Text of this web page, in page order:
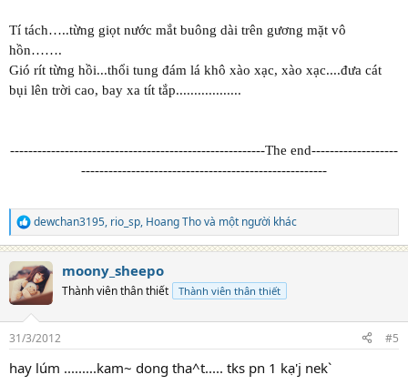
Tí tách…..từng giọt nước mắt buông dài trên gương mặt vô
hồn…….
Gió rít từng hồi...thổi tung đám lá khô xào xạc, xào xạc....đưa cát
bụi lên trời cao, bay xa tít tắp..................
--------------------------------------------------------The end-------------------
------------------------------------------------------
R
e
c
t
i
s
dewchan3195, rio_sp, Hoang Thovà một người khác
moony_sheepo
Thành viên thân thiết Thành viên thân thiết
31/3/2012 #5
hay lúm .........kam~ dong tha^t..... tks pn 1 kạ'j nek`